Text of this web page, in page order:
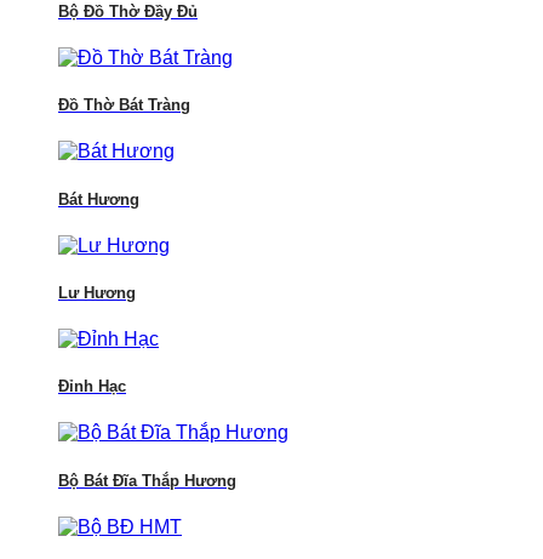
Bộ Đồ Thờ Đầy Đủ
Đồ Thờ Bát Tràng
Bát Hương
Lư Hương
Đỉnh Hạc
Bộ Bát Đĩa Thắp Hương